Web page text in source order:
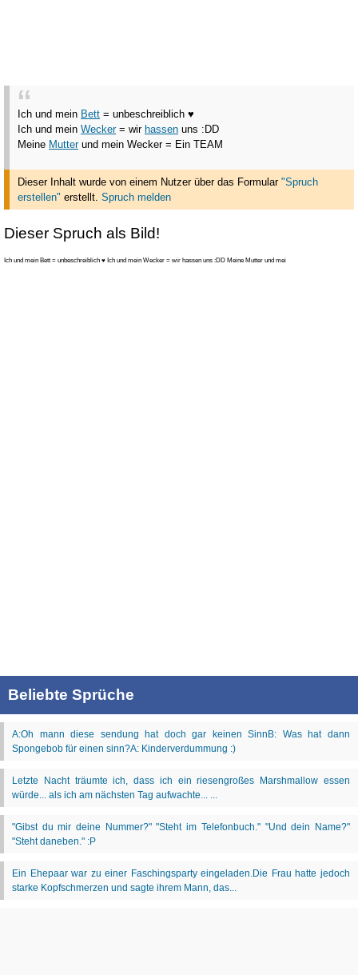
Ich und mein Bett = unbeschreiblich ♥
Ich und mein Wecker= wir hassen uns :DD
Meine Mutterund mein Wecker = Ein TEAM
Dieser Inhalt wurde von einem Nutzer über das Formular "Spruch
erstellen" erstellt. Spruch melden
Dieser Spruch als Bild!
Ich und mein Bett = unbeschreiblich ♥ Ich und mein Wecker = wir hassen uns :DD Meine Mutter und mei
Beliebte Sprüche